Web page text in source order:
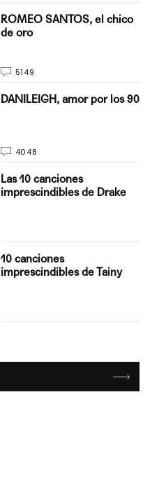
ROMEO SANTOS, el chico
de oro
5149
DANILEIGH, amor por los 90
4048
Las 10 canciones
imprescindibles de Drake
10 canciones
imprescindibles de Tainy